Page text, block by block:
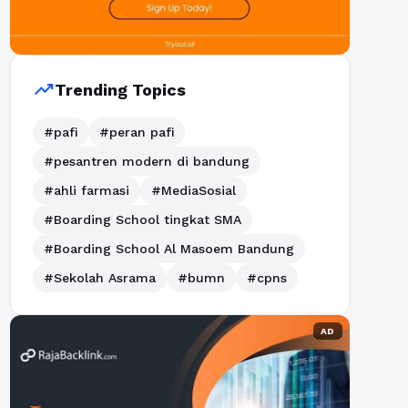
trending_upTrending Topics
#pafi
#peran pafi
#pesantren modern di bandung
#ahli farmasi
#MediaSosial
#Boarding School tingkat SMA
#Boarding School Al Masoem Bandung
#Sekolah Asrama
#bumn #cpns
AD